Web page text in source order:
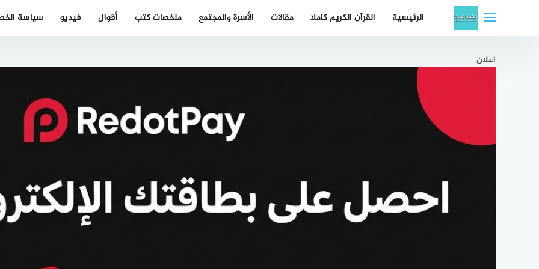
الرئيسية القرآن الكريم كاملا مقالات الأسرة والمجتمع ملخصات كتب أقوال فيديو سياسة
اعلان